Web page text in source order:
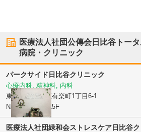
医療法人社団公傳会日比谷トー
病院・クリニック
パークサイド日比谷クリニック
心療内科, 精神科, 内科
東京都千代田区 有楽町1丁目6-1
NAVIREHIBIYA5F
医療法人社団緑和会ストレスケア日比谷